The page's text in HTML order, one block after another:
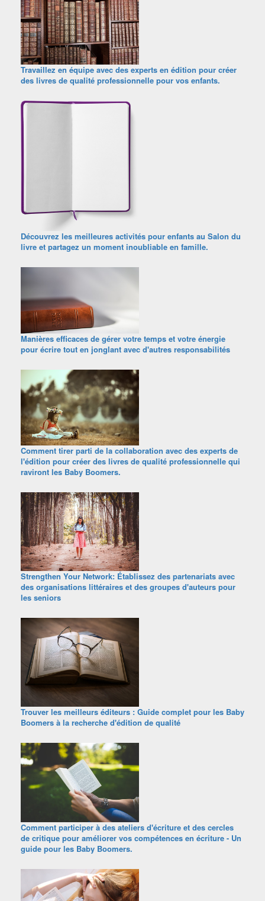
Travaillez en équipe avec des experts en édition pour créer
des livres de qualité professionnelle pour vos enfants.
Découvrez les meilleures activités pour enfants au Salon du
livre et partagez un moment inoubliable en famille.
Manières efficaces de gérer votre temps et votre énergie
pour écrire tout en jonglant avec d'autres responsabilités
Comment tirer parti de la collaboration avec des experts de
l'édition pour créer des livres de qualité professionnelle qui
raviront les Baby Boomers.
Strengthen Your Network: Établissez des partenariats avec
des organisations littéraires et des groupes d'auteurs pour
les seniors
Trouver les meilleurs éditeurs : Guide complet pour les Baby
Boomers à la recherche d'édition de qualité
Comment participer à des ateliers d'écriture et des cercles
de critique pour améliorer vos compétences en écriture - Un
guide pour les Baby Boomers.